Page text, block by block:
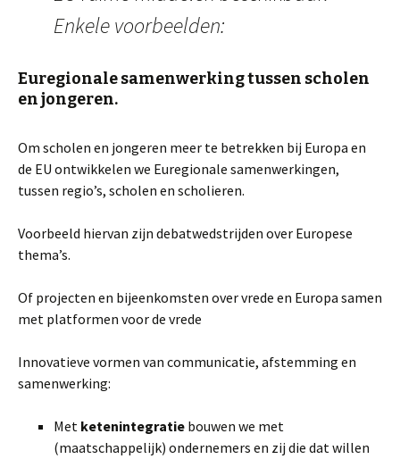
Enkele voorbeelden:
Euregionale samenwerking tussen scholen
en jongeren.
Om scholen en jongeren meer te betrekken bij Europa en
de EU ontwikkelen we Euregionale samenwerkingen,
tussen regio’s, scholen en scholieren.
Voorbeeld hiervan zijn debatwedstrijden over Europese
thema’s.
Of projecten en bijeenkomsten over vrede en Europa samen
met platformen voor de vrede
Innovatieve vormen van communicatie, afstemming en
samenwerking:
Met ketenintegratie bouwen we met
(maatschappelijk) ondernemers en zij die dat willen